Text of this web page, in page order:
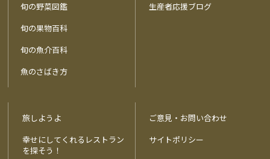
旬の野菜図鑑
旬の果物百科
旬の魚介百科
魚のさばき方
生産者応援ブログ
旅しようよ
幸せにしてくれるレストラン
を探そう！
ご意見・お問い合わせ
サイトポリシー